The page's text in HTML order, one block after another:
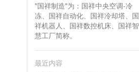
"国祥制造"为：国祥中央空调-冷
冻、国祥自动化、国祥冷却塔、国
祥机器人、国祥数控机床、国祥智
慧工厂简称。
最近内容